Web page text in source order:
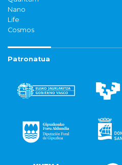
Nano
Life
Cosmos
Patronatua